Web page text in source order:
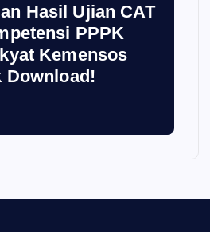
Hasil Ujian CAT
PPPK
Kemensos
Download!